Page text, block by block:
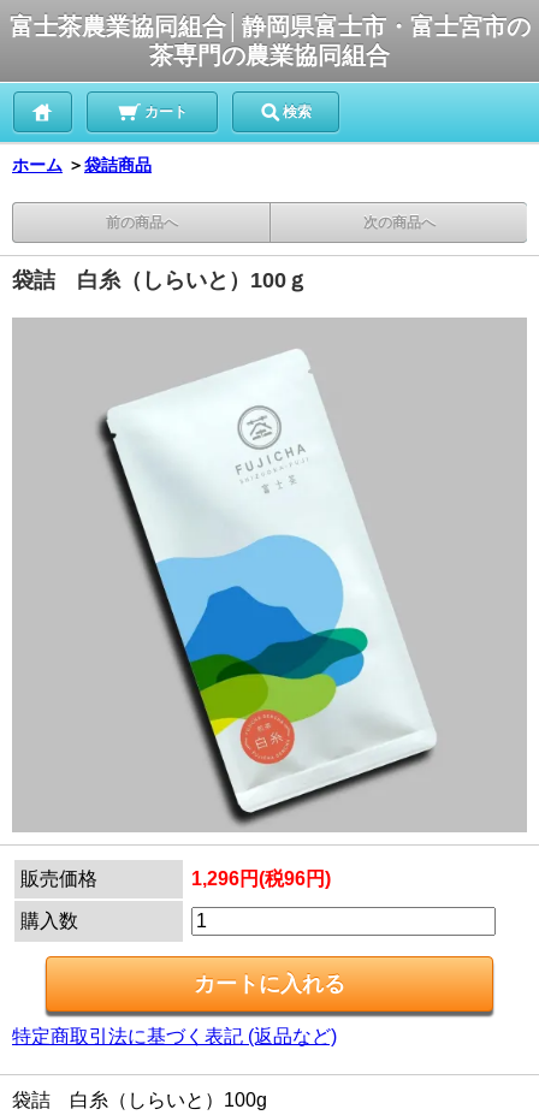
富士茶農業協同組合│静岡県富士市・富士宮市の
茶専門の農業協同組合
カート 検索
ホーム ＞袋詰商品
前の商品へ 次の商品へ
袋詰 白糸（しらいと）100ｇ
販売価格 1,296円(税96円)
購入数
特定商取引法に基づく表記 (返品など)
袋詰 白糸（しらいと）100g